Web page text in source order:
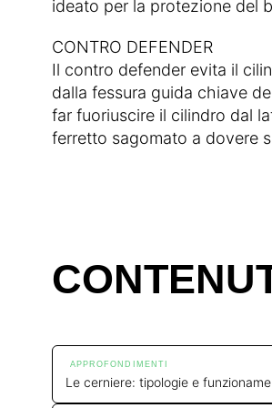
ideato per la protezione del
CONTRO DEFENDER
Il contro defender evita il
dalla fessura guida chiave
far fuoriuscire il cilindro dal
ferretto sagomato a dovere
APPROFONDIMENTI
Le cerniere: tipologie e